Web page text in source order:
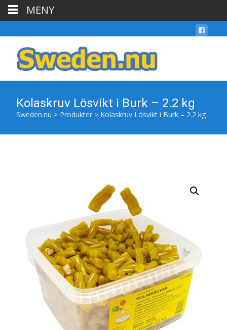
Kolaskruv Lösvikt i Burk – 2.2 kg
Sweden.nu > Produkter > Kolaskruv Lösvikt i Burk – 2.2 kg
MENY